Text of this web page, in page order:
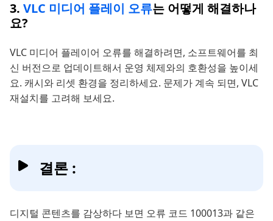
3. VLC 미디어 플레이 오류는 어떻게 해결하나
요?
VLC 미디어 플레이어 오류를 해결하려면, 소프트웨어를 최
신 버전으로 업데이트해서 운영 체제와의 호환성을 높이세
요. 캐시와 리셋 환경을 정리하세요. 문제가 계속 되면, VLC
재설치를 고려해 보세요.
결론 :
디지털 콘텐츠를 감상하다 보면 오류 코드 100013과 같은